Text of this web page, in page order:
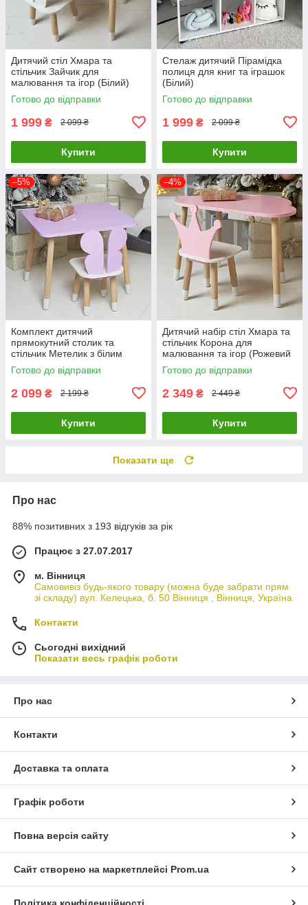
Дитячий стіл Хмара та
стільчик Зайчик для
малювання та ігор (Білий)
Готово до відправки
1 999 ₴ 2 099 ₴
Купити
Стелаж дитячий Пірамідка
полиця для книг та іграшок
(Білий)
Готово до відправки
1 999 ₴ 2 099 ₴
Купити
–5%
Комплект дитячий
прямокутний столик та
стільчик Метелик з білим
сидінням (Фіолетовий)
Готово до відправки
2 099 ₴ 2 199 ₴
Купити
–4%
Дитячий набір стіл Хмара та
стільчик Корона для
малювання та ігор (Рожевий
+ білий)
Готово до відправки
2 349 ₴ 2 449 ₴
Купити
Показати ще
Про нас
88% позитивних з 193 відгуків за рік
Працює з 27.07.2017
м. Вінниця
Самовивіз будь-якого товару (можна буде забрати прям
зі складу) вул. Келецька, б. 50 Вінниця , Вінниця, Україна
Контакти
Сьогодні вихідний
Показати весь графік роботи
Про нас
Контакти
Доставка та оплата
Графік роботи
Повна версія сайту
Сайт створено на маркетплейсі Prom.ua
Політика конфіденційності